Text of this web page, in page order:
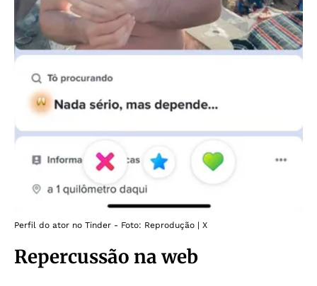
Perfil do ator no Tinder - Foto: Reprodução | X
Repercussão na web